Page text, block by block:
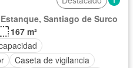
Santiago de Surco
167 m²
Caseta de vigilancia